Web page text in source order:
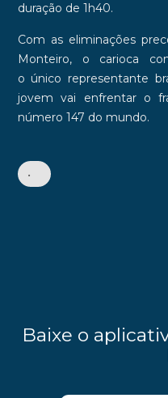
duração de 1h40.
Com as eliminações
Monteiro, o carioca
o único representante
jovem vai enfrentar o
número 147 do mundo.
•
Baixe o